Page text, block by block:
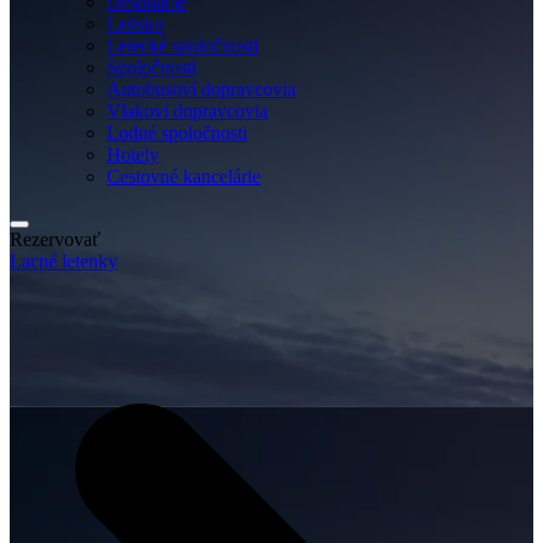
Letisko
Letecké spoločnosti
Spoločnosti
Autobusoví dopravcovia
Vlakoví dopravcovia
Lodné spoločnosti
Hotely
Cestovné kancelárie
Rezervovať
Lacné letenky